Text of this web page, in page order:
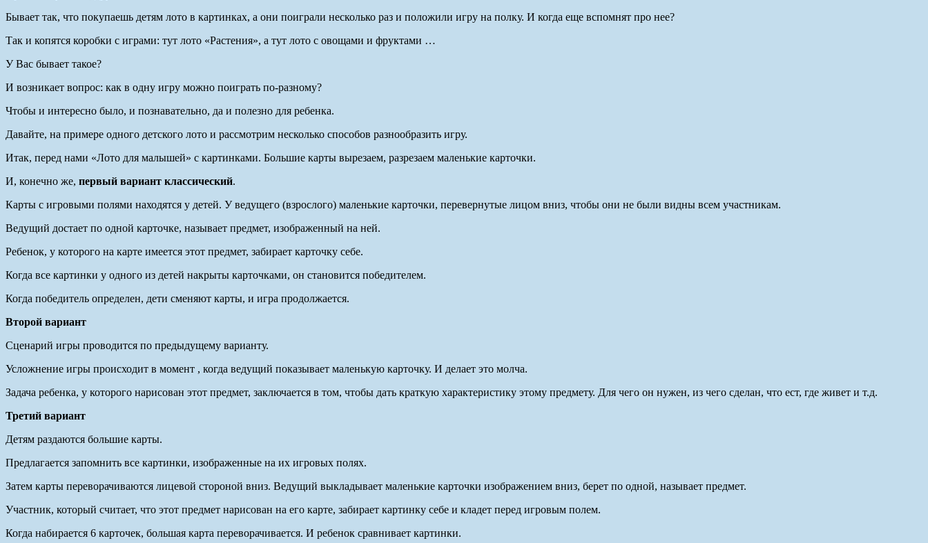
Бывает так, что покупаешь детям лото в картинках, а они поиграли несколько раз и положили игру на полку. И когда еще вспомнят про нее?
Так и копятся коробки с играми: тут лото «Растения», а тут лото с овощами и фруктами …
У Вас бывает такое?
И возникает вопрос: как в одну игру можно поиграть по-разному?
Чтобы и интересно было, и познавательно, да и полезно для ребенка.
Давайте, на примере одного детского лото и рассмотрим несколько способов разнообразить игру.
Итак, перед нами «Лото для малышей» с картинками. Большие карты вырезаем, разрезаем маленькие карточки.
И, конечно же, первый вариант классический.
Карты с игровыми полями находятся у детей. У ведущего (взрослого) маленькие карточки, перевернутые лицом вниз, чтобы они не были видны всем участникам.
Ведущий достает по одной карточке, называет предмет, изображенный на ней.
Ребенок, у которого на карте имеется этот предмет, забирает карточку себе.
Когда все картинки у одного из детей накрыты карточками, он становится победителем.
Когда победитель определен, дети сменяют карты, и игра продолжается.
Второй вариант
Сценарий игры проводится по предыдущему варианту.
Усложнение игры происходит в момент , когда ведущий показывает маленькую карточку. И делает это молча.
Задача ребенка, у которого нарисован этот предмет, заключается в том, чтобы дать краткую характеристику этому предмету. Для чего он нужен, из чего сделан, что ест, где живет и т.д.
Третий вариант
Детям раздаются большие карты.
Предлагается запомнить все картинки, изображенные на их игровых полях.
Затем карты переворачиваются лицевой стороной вниз. Ведущий выкладывает маленькие карточки изображением вниз, берет по одной, называет предмет.
Участник, который считает, что этот предмет нарисован на его карте, забирает картинку себе и кладет перед игровым полем.
Когда набирается 6 карточек, большая карта переворачивается. И ребенок сравнивает картинки.